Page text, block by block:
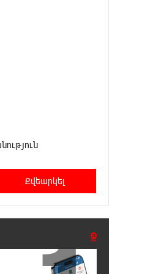
министр Словакии
Аршак Карапетян
Ucom в спортивной
солнечная
15 кВт
навыки на